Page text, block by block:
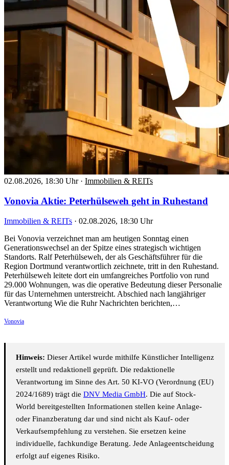
02.08.2026, 18:30 Uhr · Immobilien & REITs
Vonovia Aktie: Peterhülseweh geht in Ruhestand
Immobilien & REITs · 02.08.2026, 18:30 Uhr
Bei Vonovia verzeichnet man am heutigen Sonntag einen
Generationswechsel an der Spitze eines strategisch wichtigen
Standorts. Ralf Peterhülseweh, der als Geschäftsführer für die
Region Dortmund verantwortlich zeichnete, tritt in den Ruhestand.
Peterhülseweh leitete dort ein umfangreiches Portfolio von rund
29.000 Wohnungen, was die operative Bedeutung dieser Personalie
für das Unternehmen unterstreicht. Abschied nach langjähriger
Verantwortung Wie die Ruhr Nachrichten berichten,…
Vonovia
Hinweis: Dieser Artikel wurde mithilfe Künstlicher Intelligenz
erstellt und redaktionell geprüft. Die redaktionelle
Verantwortung im Sinne des Art. 50 KI-VO (Verordnung (EU)
2024/1689) trägt die DNV Media GmbH. Die auf Stock-
World bereitgestellten Informationen stellen keine Anlage-
oder Finanzberatung dar und sind nicht als Kauf- oder
Verkaufsempfehlung zu verstehen. Sie ersetzen keine
individuelle, fachkundige Beratung. Jede Anlageentscheidung
erfolgt auf eigenes Risiko.